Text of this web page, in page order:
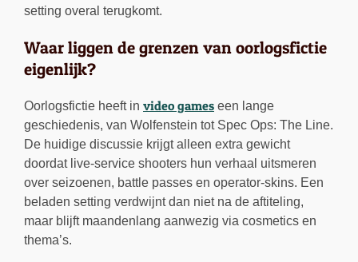
setting overal terugkomt.
Waar liggen de grenzen van oorlogsfictie
eigenlijk?
Oorlogsfictie heeft in video games een lange
geschiedenis, van Wolfenstein tot Spec Ops: The Line.
De huidige discussie krijgt alleen extra gewicht
doordat live-service shooters hun verhaal uitsmeren
over seizoenen, battle passes en operator-skins. Een
beladen setting verdwijnt dan niet na de aftiteling,
maar blijft maandenlang aanwezig via cosmetics en
thema’s.